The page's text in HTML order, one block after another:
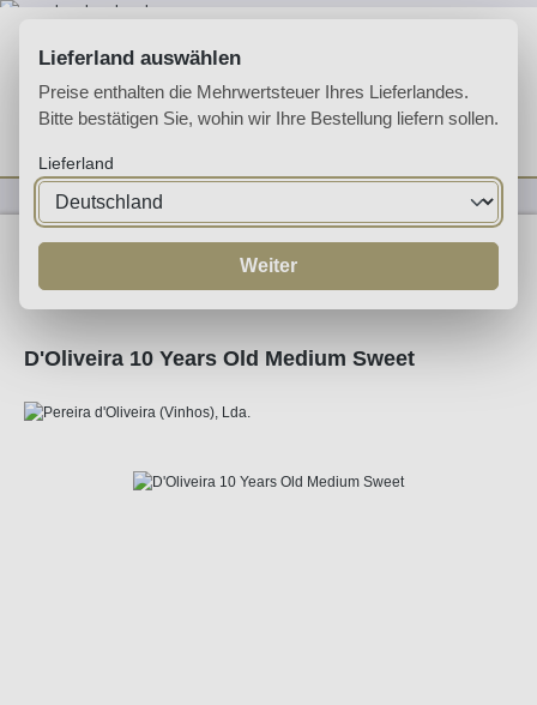
Du hast 0
Likörweine
D'Oliveira 10 Years Old Medium Sweet
Bildergalerie überspringen
Lieferland auswählen
Preise enthalten die Mehrwertsteuer Ihres Lieferlandes.
Bitte bestätigen Sie, wohin wir Ihre Bestellung liefern sollen.
Lieferland
Weiter